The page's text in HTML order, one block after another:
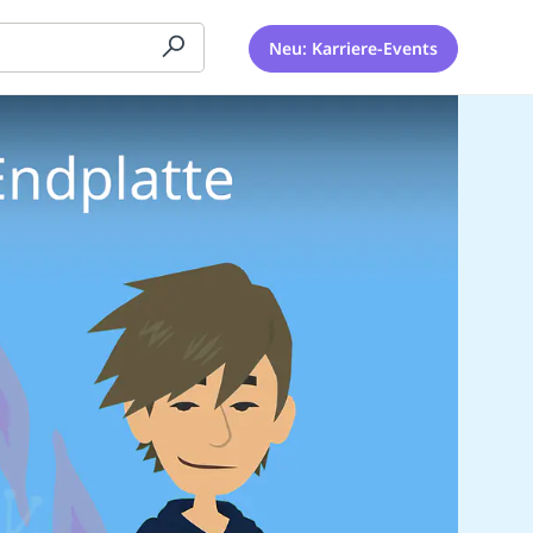
Neu: Karriere-Events